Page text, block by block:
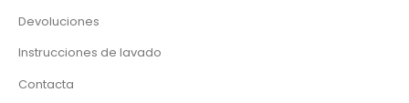
Devoluciones
Instrucciones de lavado
Contacta